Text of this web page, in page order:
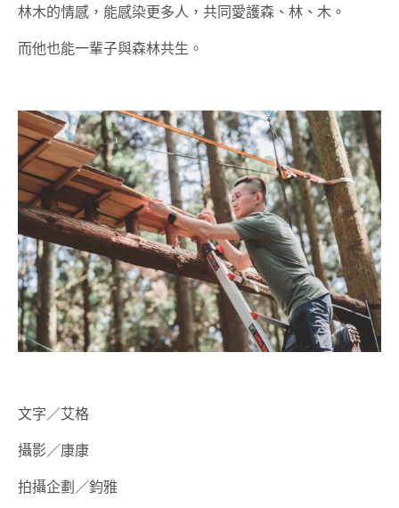
林木的情感，能感染更多人，共同愛護森、林、木。
而他也能一輩子與森林共生。
文字／艾格
攝影／康康
拍攝企劃／鈞雅